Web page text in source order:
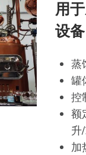
用
设备
蒸
罐
控
额
升
加